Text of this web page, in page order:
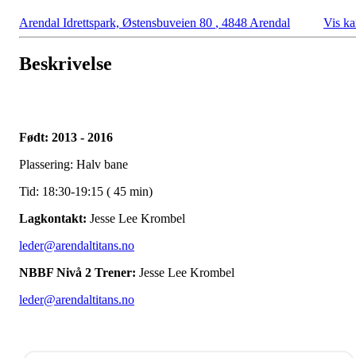
Arendal Idrettspark, Østensbuveien 80 , 4848 Arendal Vis
Beskrivelse
Født: 2013 - 2016
Plassering: Halv bane
Tid: 18:30-19:15 ( 45 min)
Lagkontakt: Jesse Lee Krombel
leder@arendaltitans.no
NBBF Nivå 2 Trener: Jesse Lee Krombel
leder@arendaltitans.no